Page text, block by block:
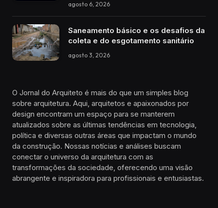
agosto 6, 2026
Saneamento básico e os desafios da
coleta e do esgotamento sanitário
agosto 3, 2026
O Jornal do Arquiteto é mais do que um simples blog
sobre arquitetura. Aqui, arquitetos e apaixonados por
design encontram um espaço para se manterem
atualizados sobre as últimas tendências em tecnologia,
política e diversas outras áreas que impactam o mundo
da construção. Nossas notícias e análises buscam
conectar o universo da arquitetura com as
transformações da sociedade, oferecendo uma visão
abrangente e inspiradora para profissionais e entusiastas.